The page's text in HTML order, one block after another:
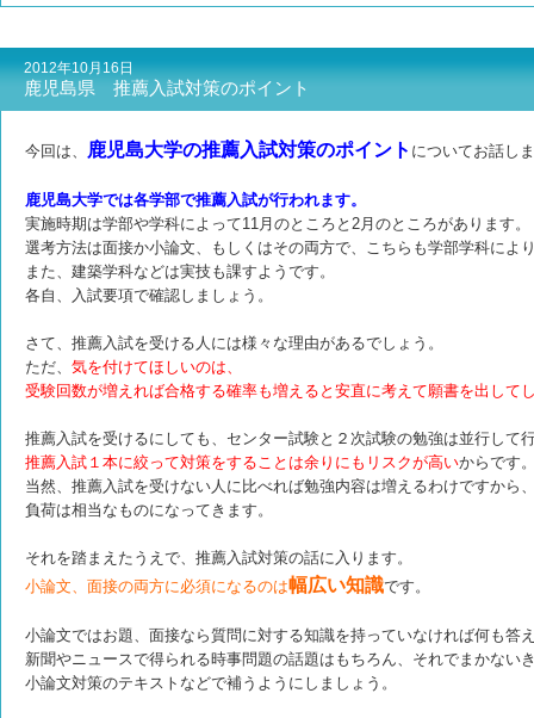
2012年10月16日
鹿児島県 推薦入試対策のポイント
今回は、 鹿児島大学の推薦入試対策のポイント についてお話し
鹿児島大学では各学部で推薦入試が行われます。
実施時期は学部や学科によって11月のところと2月のところがあります。
選考方法は面接か小論文、もしくはその両方で、こちらも学部学科によ
また、建築学科などは実技も課すようです。
各自、入試要項で確認しましょう。
さて、推薦入試を受ける人には様々な理由があるでしょう。
ただ、 気を付けてほしいのは、
受験回数が増えれば合格する確率も増えると安直に考えて願書を出して
推薦入試を受けるにしても、センター試験と２次試験の勉強は並行して
推薦入試１本に絞って対策をすることは余りにもリスクが高いからです
当然、推薦入試を受けない人に比べれば勉強内容は増えるわけですから
負荷は相当なものになってきます。
それを踏まえたうえで、推薦入試対策の話に入ります。
小論文、面接の両方に必須になるのは幅広い知識です。
小論文ではお題、面接なら質問に対する知識を持っていなければ何も答
新聞やニュースで得られる時事問題の話題はもちろん、それでまかない
小論文対策のテキストなどで補うようにしましょう。